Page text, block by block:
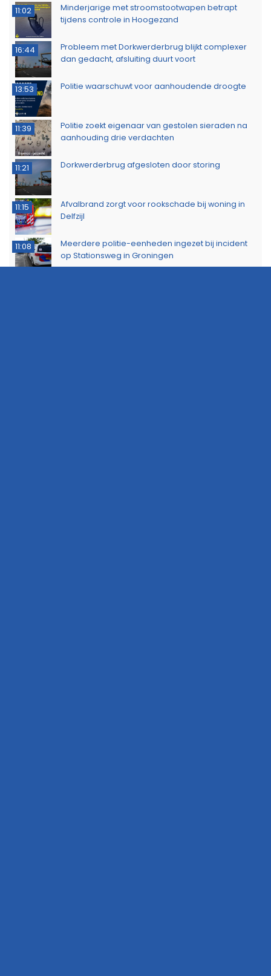
11:02
Minderjarige met stroomstootwapen betrapt
tijdens controle in Hoogezand
16:44
Probleem met Dorkwerderbrug blijkt complexer
dan gedacht, afsluiting duurt voort
13:53 Politie waarschuwt voor aanhoudende droogte
11:39
Politie zoekt eigenaar van gestolen sieraden na
aanhouding drie verdachten
11:21 Dorkwerderbrug afgesloten door storing
11:15
Afvalbrand zorgt voor rookschade bij woning in
Delfzijl
11:08
Meerdere politie-eenheden ingezet bij incident
op Stationsweg in Groningen